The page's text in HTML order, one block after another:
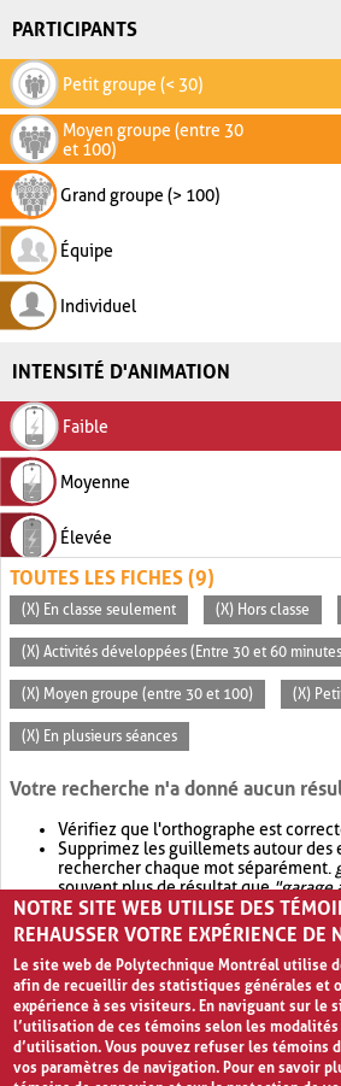
PARTICIPANTS
Petit groupe (< 30)
Moyen groupe (entre 30
et 100)
Grand groupe (> 100)
Équipe
Individuel
INTENSITÉ D'ANIMATION
Faible
Moyenne
Élevée
TOUTES LES FICHES (9)
(X) En classe seulement (X) Hors classe
(X) Activités développées (Entre 30 et 60
(X) Moyen groupe (entre 30 et 100) (X)
(X) En plusieurs séances
Votre recherche n'a donné aucun
Vérifiez que l'orthographe est
Supprimez les guillemets autour des
rechercher chaque mot séparément.
souvent plus de résultat que"garage
Envisagez d'élargir votre recherche
retournera souvent plus de résultat
NOTRE SITE WEB UTILISE DES
REHAUSSER VOTRE EXPÉRIENCE DE
Le site web de Polytechnique Montréal utilise
afin de recueillir des statistiques générales et
expérience à ses visiteurs. En naviguant sur le
l’utilisation de ces témoins selon les
d’utilisation. Vous pouvez refuser les témoins
vos paramètres de navigation. Pour en savoir